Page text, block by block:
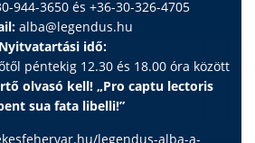
944-3650 és +36-30-326-4705
alba@legendus.hu
Nyitvatartási idő:
péntekig 12.30 és 18.00 óra között
olvasó kell! „Pro captu lectoris
sua fata libelli!”
legendus-alba-a-